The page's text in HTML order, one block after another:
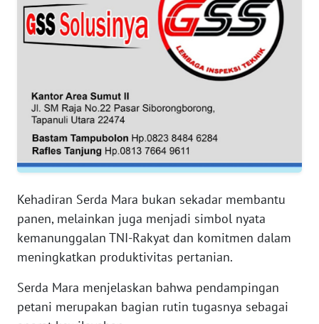
Kehadiran Serda Mara bukan sekadar membantu
panen, melainkan juga menjadi simbol nyata
kemanunggalan TNI-Rakyat dan komitmen dalam
meningkatkan produktivitas pertanian.
Serda Mara menjelaskan bahwa pendampingan
petani merupakan bagian rutin tugasnya sebagai
PAPUA
WN
WN
RIAU
WN
WN
JAMBI
SULTRA